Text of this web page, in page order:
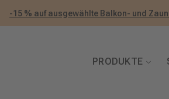
-15 % auf ausgewählte Balkon- und
PRODUKTE